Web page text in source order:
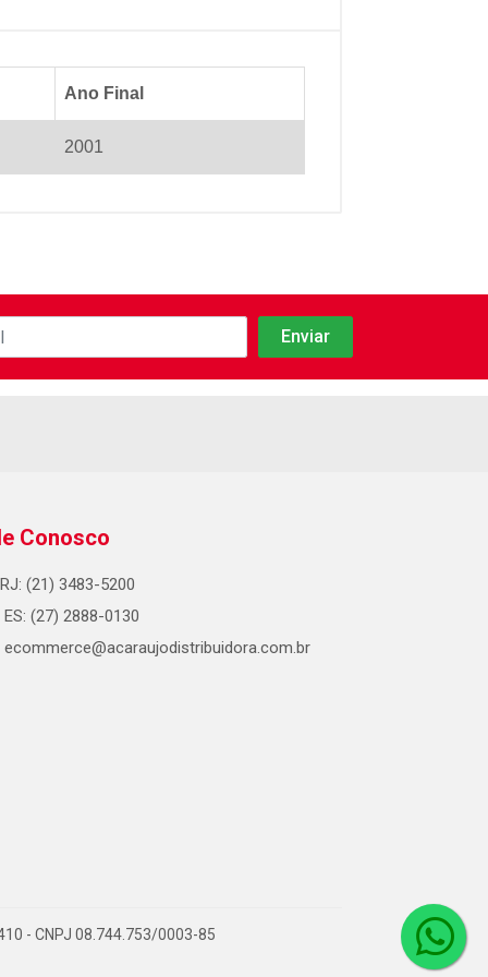
Ano Final
2001
Conosco
RJ: (21) 3483-5200
ES: (27) 2888-0130
ecommerce@acaraujodistribuidora.com.br
- CNPJ 08.744.753/0003-85